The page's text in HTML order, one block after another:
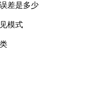
差是多少
模式